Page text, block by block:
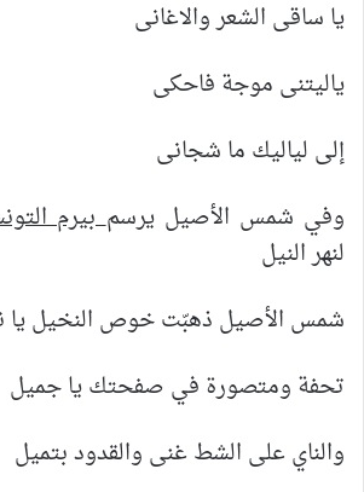
يا ساقى الشعر والاغانى
ياليتنى موجة فاحكى
إلى لياليك ما شجانى
وفي شمس الأصيل يرسمبيرم
لنهر النيل
شمس الأصيل ذهبّت خوص النخيل يا
تحفة ومتصورة في صفحتك يا جميل
والناي على الشط غنى والقدود بتميل